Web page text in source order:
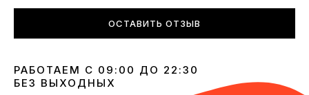
ОСТАВИТЬ ОТЗЫВ
РАБОТАЕМ С 09:00 ДО 22:30
БЕЗ ВЫХОДНЫХ